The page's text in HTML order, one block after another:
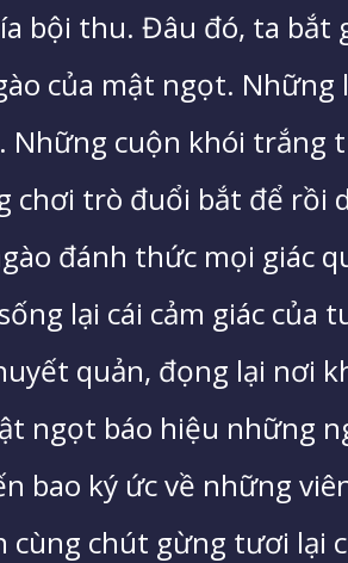
bội thu. Đâu đó, ta bắt
của mật ngọt.
Những cuộn khói trắng
chơi trò đuổi bắt để rồi
đánh thức mọi giác
lại cái cảm giác
quản, đọng lại nơi
ngọt báo hiệu những
bao ký ức về những
cùng chút gừng tươi lại